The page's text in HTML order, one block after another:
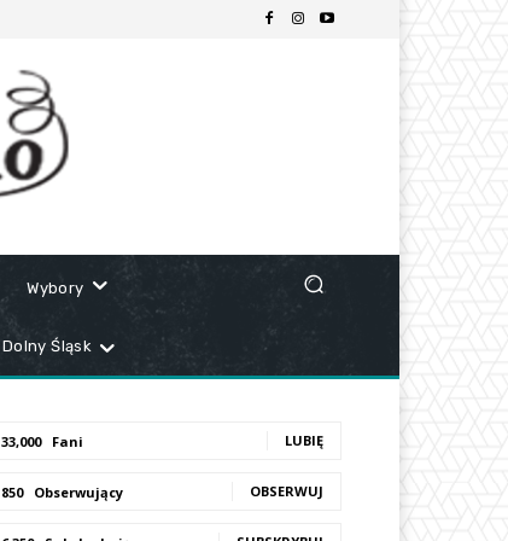
Wybory
Dolny Śląsk
33,000 Fani LUBIĘ
850 Obserwujący OBSERWUJ